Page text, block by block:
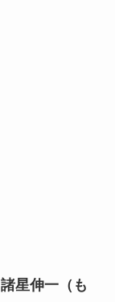
諸星伸一（も